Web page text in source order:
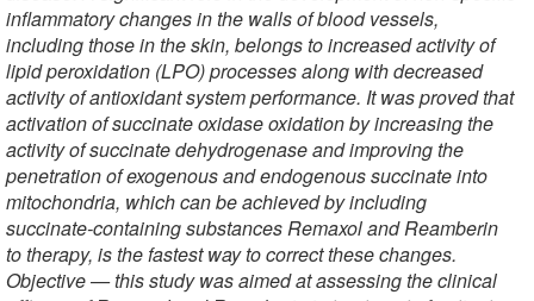
inflammatory changes in the walls of blood vessels,
including those in the skin, belongs to increased activity of
lipid peroxidation (LPO) processes along with decreased
activity of antioxidant system performance. It was proved that
activation of succinate oxidase oxidation by increasing the
activity of succinate dehydrogenase and improving the
penetration of exogenous and endogenous succinate into
mitochondria, which can be achieved by including
succinate-containing substances Remaxol and Reamberin
to therapy, is the fastest way to correct these changes.
Objective — this study was aimed at assessing the clinical